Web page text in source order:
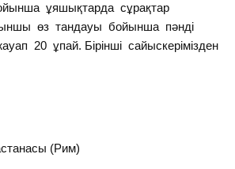
ұяшықтарда сұрақтар
өз тандауы бойынша пәнді
20 ұпай. Бірінші сайыскерімізден
(Рим)